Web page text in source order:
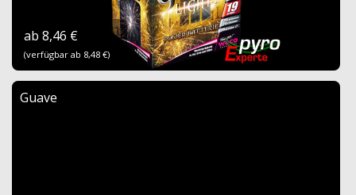
ab 8,46 €
(verfügbar ab 8,48 €)
Guave